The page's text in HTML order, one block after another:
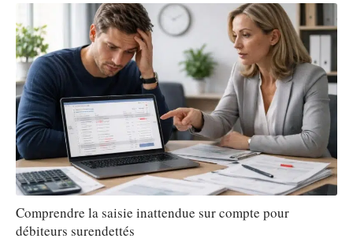
Comprendre la saisie inattendue sur compte pour
débiteurs surendettés